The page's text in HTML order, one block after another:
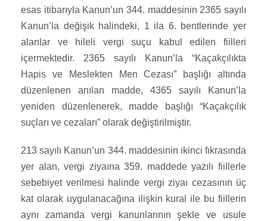
esas itibarıyla Kanun’un 344. maddesinin 2365 sayılı
Kanun’la değişik halindeki, 1 ila 6. bentlerinde yer
alanlar ve hileli vergi suçu kabul edilen fiilleri
içermektedir. 2365 sayılı Kanun’la “Kaçakçılıkta
Hapis ve Meslekten Men Cezası” başlığı altında
düzenlenen anılan madde, 4365 sayılı Kanun’la
yeniden düzenlenerek, madde başlığı “Kaçakçılık
suçları ve cezaları” olarak değiştirilmiştir.
213 sayılı Kanun’un 344. maddesinin ikinci fıkrasında
yer alan, vergi ziyaına 359. maddede yazılı fiillerle
sebebiyet verilmesi halinde vergi ziyaı cezasının üç
kat olarak uygulanacağına ilişkin kural ile bu fiillerin
aynı zamanda vergi kanunlarının şekle ve usule